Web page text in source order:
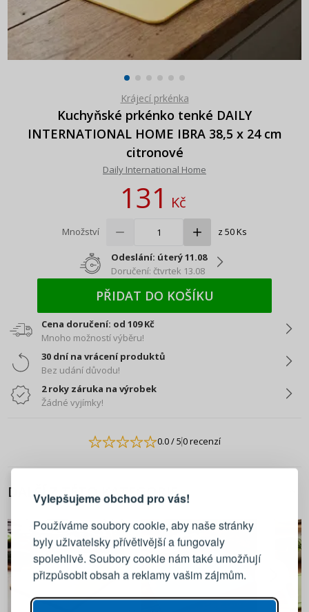
Vylepšujeme obchod pro vás!
Používáme soubory cookie, aby naše stránky
byly uživatelsky přívětivější a fungovaly
spolehlivě. Soubory cookie nám také umožňují
přizpůsobit obsah a reklamy vašim zájmům.
Krájecí prkénka
Kuchyňské prkénko tenké DAILY
INTERNATIONAL HOME IBRA 38,5 x 24 cm
citronové
Daily International Home
131Kč
Množství z 50 Ks
Odeslání: úterý 11.08
Doručení: čtvrtek 13.08
PŘIDAT DO KOŠÍKU
Cena doručení: od 109 Kč
Mnoho možností výběru!
30 dní na vrácení produktů
Bez udání důvodu!
2 roky záruka na výrobek
Žádné vyjímky!
0.0/ 50 recenzí
DALŠÍ Z TÉTO KATEGORIE
Přihlaste se ke svému účtu
Emailová adresa